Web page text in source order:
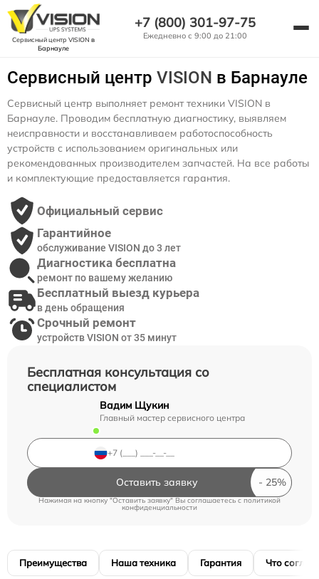
Сервисный центр VISION в
Барнауле
+7 (800) 301-97-75
Ежедневно с 9:00 до 21:00
Сервисный центр VISION в Барнауле
Бесплатная консультация со
специалистом
Вадим Щукин
Главный мастер сервисного центра
Оставить заявку
Нажимая на кнопку "Оставить заявку" Вы соглашаетесь cполитикой
конфиденциальности
Сервисный центр выполняет ремонт техники VISION в
Барнауле. Проводим бесплатную диагностику, выявляем
неисправности и восстанавливаем работоспособность
устройств с использованием оригинальных или
рекомендованных производителем запчастей. На все работы
и комплектующие предоставляется гарантия.
Официальный сервис
Гарантийное
обслуживание VISION до 3 лет
Диагностика бесплатна
ремонт по вашему желанию
Бесплатный выезд курьера
в день обращения
Срочный ремонт
устройств VISION от 35 минут
Преимущества Наша техника Гарантия Что